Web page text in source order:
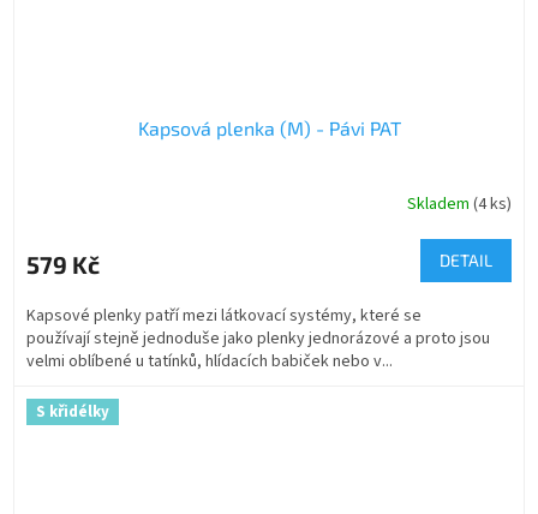
Kapsová plenka (M) - Pávi PAT
Skladem (4 ks)
579 Kč DETAIL
Kapsové plenky patří mezi látkovací systémy, které se
používají stejně jednoduše jako plenky jednorázové a proto jsou
velmi oblíbené u tatínků, hlídacích babiček nebo v...
S křidélky